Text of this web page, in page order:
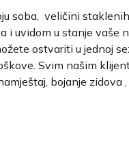
soba, veličini
i uvidom u stanje vaše
ostvariti u jednoj
Svim našim
bojanje zidova